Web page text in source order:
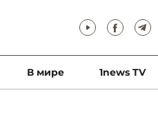
В мире 1news TV